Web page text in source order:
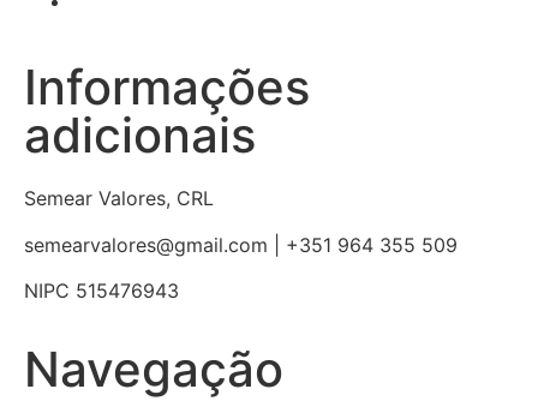
Informações
adicionais
Semear Valores, CRL
semearvalores@gmail.com | +351 964 355 509
NIPC 515476943
Navegação